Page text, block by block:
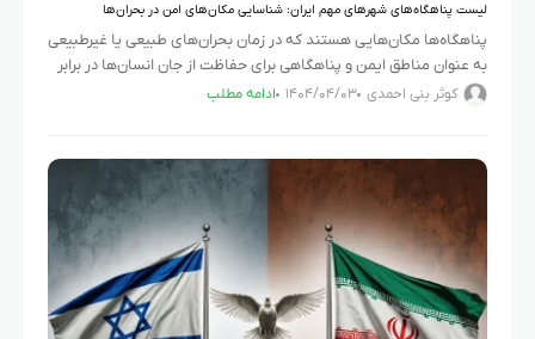
لیست پناهگاه‌های شهرهای مهم ایران: شناسایی مکان‌های امن در بحران‌ها
پناهگاه‌ها مکان‌هایی هستند که در زمان بحران‌های طبیعی یا غیرطبیعی
به عنوان مناطق ایمن و پناهگاهی برای حفاظت از جان انسان‌ها در برابر
تهدیدات مختلف (مانند حملات هوایی و موشکی،
کوثر بنی احمدی ۱۴۰۴/۰۴/۰۳ ادامه مطلب